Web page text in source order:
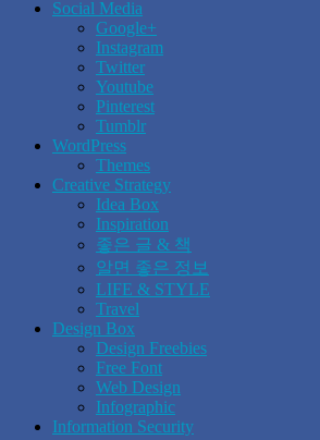
Social Media
Google+
Instagram
Twitter
Youtube
Pinterest
Tumblr
WordPress
Themes
Creative Strategy
Idea Box
Inspiration
좋은 글 & 책
알면 좋은 정보
LIFE & STYLE
Travel
Design Box
Design Freebies
Free Font
Web Design
Infographic
Information Security